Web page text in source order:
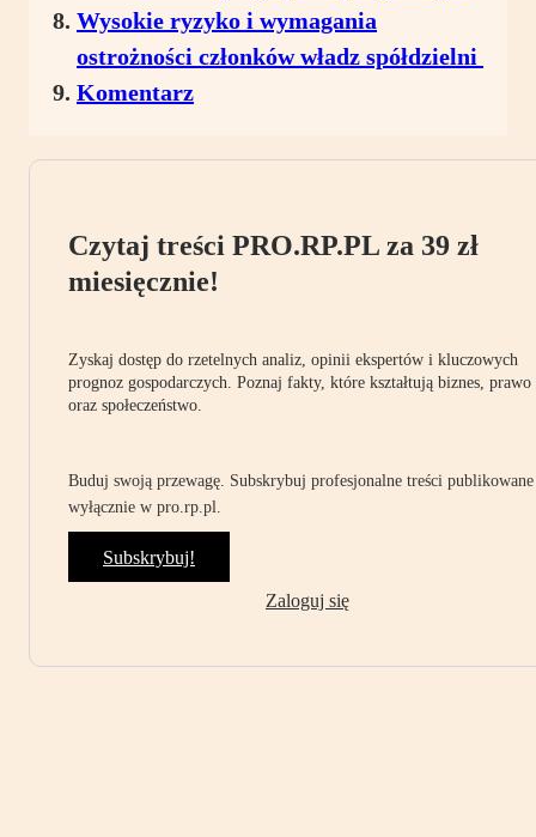
Wysokie ryzyko i wymagania
ostrożności członków władz spółdzielni
Komentarz
Czytaj treści PRO.RP.PL za 39 zł
miesięcznie!
Zyskaj dostęp do rzetelnych analiz, opinii ekspertów i kluczowych
prognoz gospodarczych. Poznaj fakty, które kształtują biznes, prawo
oraz społeczeństwo.
Buduj swoją przewagę. Subskrybuj profesjonalne treści publikowane
wyłącznie w pro.rp.pl.
Subskrybuj!
Zaloguj się